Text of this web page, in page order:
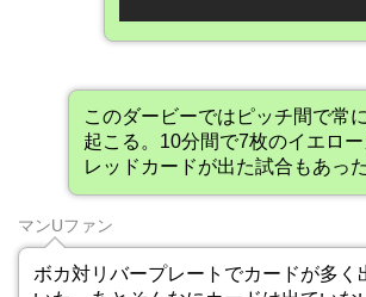
このダービーではピッチ間で常
起こる。10分間で7枚のイエロ
レッドカードが出た試合もあった
マンUファン
ボカ対リバープレートでカードが多く